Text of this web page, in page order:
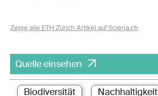
Zeige alle ETH Zürich Artikel auf Sciena.ch
Quelle einsehen
Biodiversität
Nachhaltigkeit